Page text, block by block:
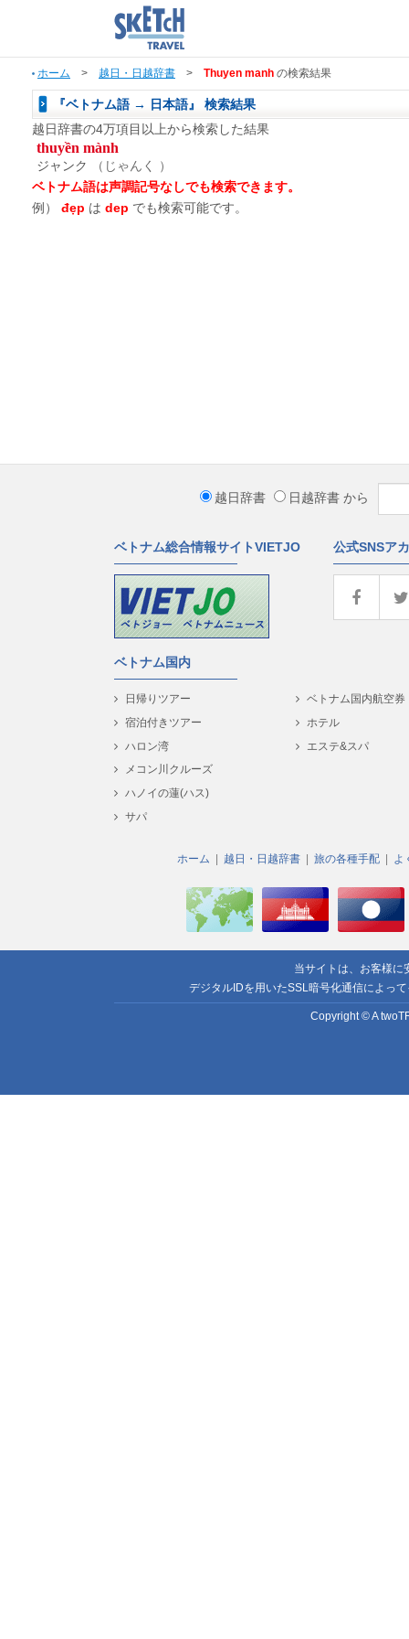
ホーム > 越日・日越辞書 > Thuyen manh の検索結果
『ベトナム語 → 日本語』 検索結果
越日辞書の4万項目以上から検索した結果
thuyền mành
ジャンク
（じゃんく ）
ベトナム語は声調記号なしでも検索できます。
例）
đẹp は dep でも検索可能です。
越日辞書 日越辞書 から
ベトナム総合情報サイトVIETJO 公式SNSア
ベトナム国内
日帰りツアー
宿泊付きツアー
ハロン湾
メコン川クルーズ
ハノイの蓮(ハス)
サパ
ベトナム国内航空券
ホテル
エステ&スパ
ホーム 越日・日越辞書 旅の各種手配 よ
当サイトは、お客様に
デジタルIDを用いたSSL暗号化通信によっ
Copyright © A